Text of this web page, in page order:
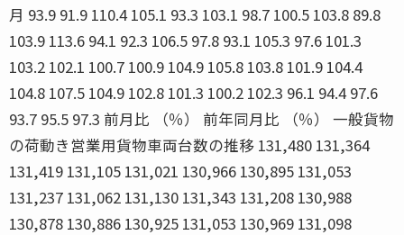
月 93.9 91.9 110.4 105.1 93.3 103.1 98.7 100.5 103.8 89.8
103.9 113.6 94.1 92.3 106.5 97.8 93.1 105.3 97.6 101.3
103.2 102.1 100.7 100.9 104.9 105.8 103.8 101.9 104.4
104.8 107.5 104.9 102.8 101.3 100.2 102.3 96.1 94.4 97.6
93.7 95.5 97.3 前月比 （％） 前年同月比 （％） 一般貨物
の荷動き営業用貨物車両台数の推移 131,480 131,364
131,419 131,105 131,021 130,966 130,895 131,053
131,237 131,062 131,130 131,343 131,208 130,988
130,878 130,886 130,925 131,053 130,969 131,098